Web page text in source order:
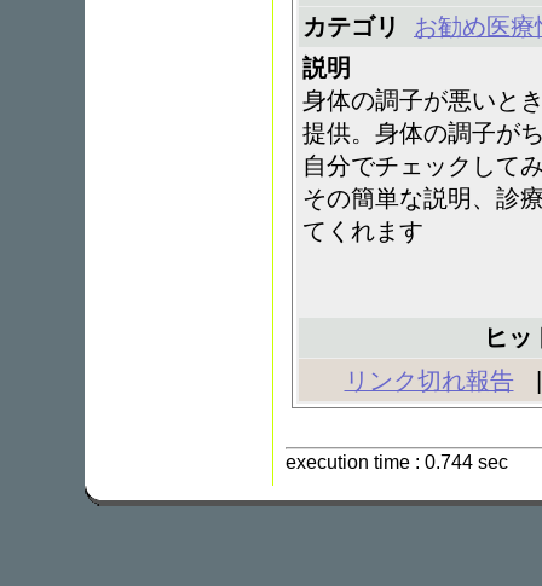
カテゴリ
お勧め医療
説明
身体の調子が悪いと
提供。身体の調子が
自分でチェックして
その簡単な説明、診
てくれます
ヒッ
リンク切れ報告
execution time : 0.744 sec